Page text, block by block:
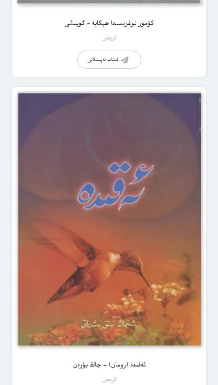
كۆمۈر توغرىسىدا ھېكايە – گويىشى
ئۇيغۇر
كىتاب تەپسىلاتى
ئەقىدە (رومان) – جاڭ يۆرەن
ئۇيغۇر